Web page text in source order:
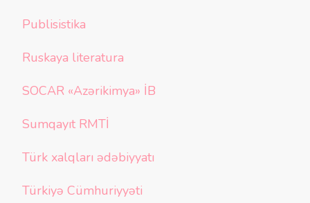
Publisistika
Ruskaya literatura
SOCAR «Azərikimya» İB
Sumqayıt RMTİ
Türk xalqları ədəbiyyatı
Türkiyə Cümhuriyyəti